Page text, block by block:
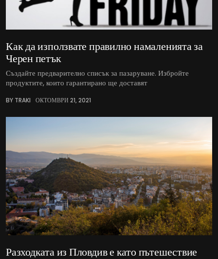
Как да използвате правилно намаленията за
Черен петък
Създайте предварително списък за пазаруване. Избройте
продуктите, които гарантирано ще доставят
BY TRAKI ОКТОМВРИ 21, 2021
Разходката из Пловдив е като пътешествие